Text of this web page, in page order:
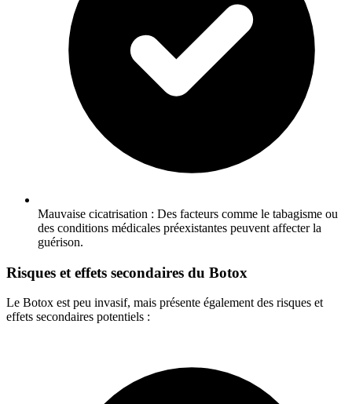
Mauvaise cicatrisation : Des facteurs comme le tabagisme ou
des conditions médicales préexistantes peuvent affecter la
guérison.
Risques et effets secondaires du Botox
Le Botox est peu invasif, mais présente également des risques et
effets secondaires potentiels :